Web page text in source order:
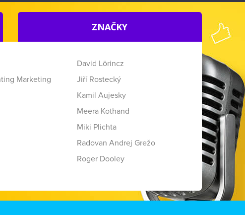
ZNAČKY
David Lörincz
Marketing
Jiří Rostecký
Kamil Aujesky
Meera Kothand
Miki Plichta
Radovan Andrej Grežo
Roger Dooley